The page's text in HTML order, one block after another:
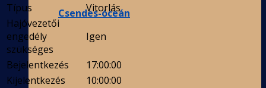
Csendes-óceán
Típus
Vitorlás
Hajóvezetői
engedély
szükséges
Igen
Bejelentkezés
17:00:00
Kijelentkezés
10:00:00